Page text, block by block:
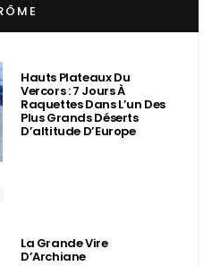
Hauts Plateaux Du
Vercors : 7 Jours À
Raquettes Dans L’un Des
Plus Grands Déserts
D’altitude D’Europe
La Grande Vire
D’Archiane